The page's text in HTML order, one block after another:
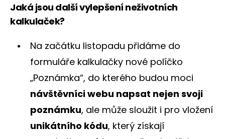
Jaká jsou další vylepšení neživotních
kalkulaček?
Na začátku listopadu přidáme do
formuláře kalkulačky nové políčko
„Poznámka“, do kterého budou moci
návštěvníci webu napsat nejen svoji
poznámku, ale může sloužit i pro vložení
unikátního kódu, který získají